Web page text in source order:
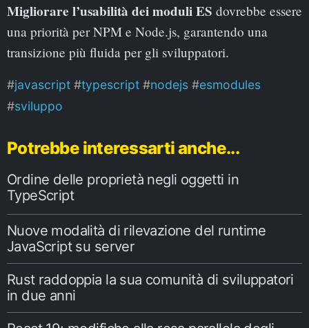
Migliorare l’usabilità dei moduli ES dovrebbe essere
una priorità per NPM e Node.js, garantendo una
transizione più fluida per gli sviluppatori.
javascript typescript nodejs
esmodules
sviluppo
Potrebbe interessarti anche...
Ordine delle proprietà negli oggetti in
TypeScript
Nuove modalità di rilevazione del runtime
JavaScript su server
Rust raddoppia la sua comunità di sviluppatori
in due anni